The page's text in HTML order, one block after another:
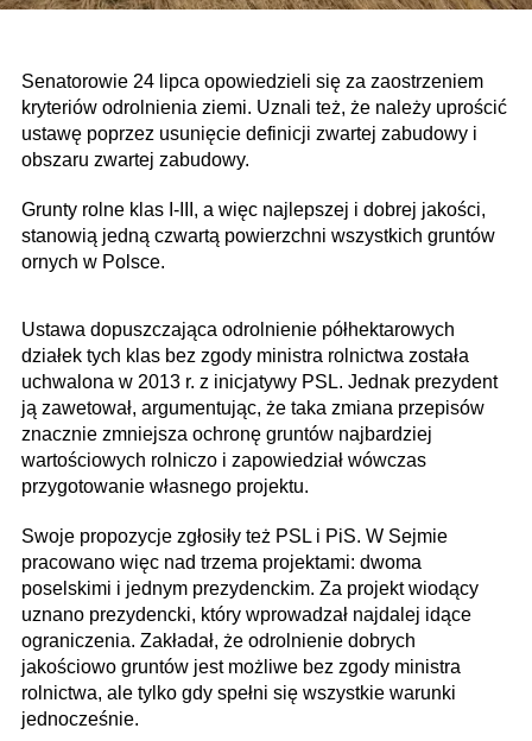
Senatorowie 24 lipca opowiedzieli się za zaostrzeniem
kryteriów odrolnienia ziemi. Uznali też, że należy uprościć
ustawę poprzez usunięcie definicji zwartej zabudowy i
obszaru zwartej zabudowy.
Grunty rolne klas I-III, a więc najlepszej i dobrej jakości,
stanowią jedną czwartą powierzchni wszystkich gruntów
ornych w Polsce.
Ustawa dopuszczająca odrolnienie półhektarowych
działek tych klas bez zgody ministra rolnictwa została
uchwalona w 2013 r. z inicjatywy PSL. Jednak prezydent
ją zawetował, argumentując, że taka zmiana przepisów
znacznie zmniejsza ochronę gruntów najbardziej
wartościowych rolniczo i zapowiedział wówczas
przygotowanie własnego projektu.
Swoje propozycje zgłosiły też PSL i PiS. W Sejmie
pracowano więc nad trzema projektami: dwoma
poselskimi i jednym prezydenckim. Za projekt wiodący
uznano prezydencki, który wprowadzał najdalej idące
ograniczenia. Zakładał, że odrolnienie dobrych
jakościowo gruntów jest możliwe bez zgody ministra
rolnictwa, ale tylko gdy spełni się wszystkie warunki
jednocześnie.